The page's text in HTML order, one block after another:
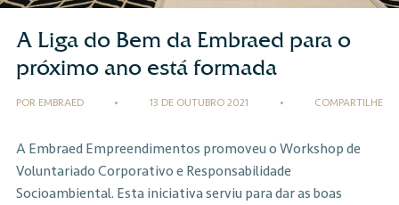
A Liga do Bem da Embraed para o
próximo ano está formada
POR EMBRAED • 13 DE OUTUBRO 2021 • COMPARTILHE
A Embraed Empreendimentos promoveu o Workshop de
Voluntariado Corporativo e Responsabilidade
Socioambiental. Esta iniciativa serviu para dar as boas